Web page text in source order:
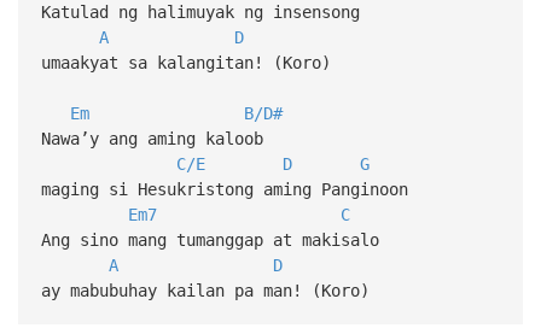
Katulad ng halimuyak ng insensong
A
D
umaakyat sa kalangitan! (Koro)
Em
B/D#
Nawa’y ang aming kaloob
C/E
D
G
maging si Hesukristong aming Panginoon
Em7
C
Ang sino mang tumanggap at makisalo
A
D
ay mabubuhay kailan pa man! (Koro)